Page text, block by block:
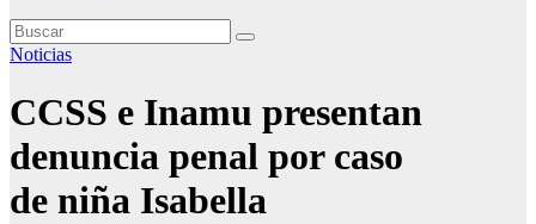
Noticias
CCSS e Inamu presentan
denuncia penal por caso
de niña Isabella